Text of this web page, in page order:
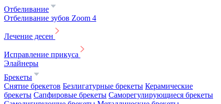
Отбеливание
Отбеливание зубов Zoom 4
Лечение десен
Исправление прикуса
Элайнеры
Брекеты
Снятие брекетов Безлигатурные брекеты Керамические
брекеты Сапфировые брекеты Саморегулирующиеся брекеты